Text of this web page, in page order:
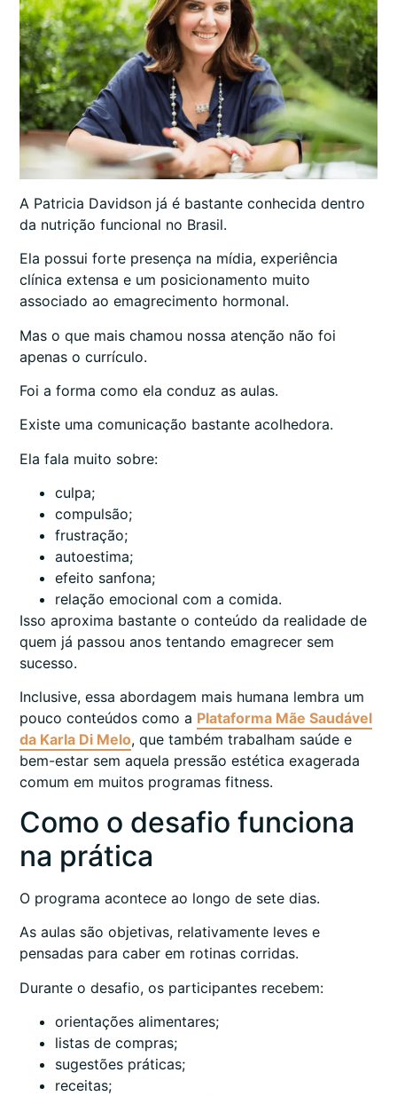
A Patricia Davidson já é bastante conhecida dentro
da nutrição funcional no Brasil.
Ela possui forte presença na mídia, experiência
clínica extensa e um posicionamento muito
associado ao emagrecimento hormonal.
Mas o que mais chamou nossa atenção não foi
apenas o currículo.
Foi a forma como ela conduz as aulas.
Existe uma comunicação bastante acolhedora.
Ela fala muito sobre:
culpa;
compulsão;
frustração;
autoestima;
efeito sanfona;
relação emocional com a comida.
Isso aproxima bastante o conteúdo da realidade de
quem já passou anos tentando emagrecer sem
sucesso.
Inclusive, essa abordagem mais humana lembra um
pouco conteúdos como a Plataforma Mãe Saudável
da Karla Di Melo, que também trabalham saúde e
bem-estar sem aquela pressão estética exagerada
comum em muitos programas fitness.
Como o desafio funciona
na prática
O programa acontece ao longo de sete dias.
As aulas são objetivas, relativamente leves e
pensadas para caber em rotinas corridas.
Durante o desafio, os participantes recebem:
orientações alimentares;
listas de compras;
sugestões práticas;
receitas;